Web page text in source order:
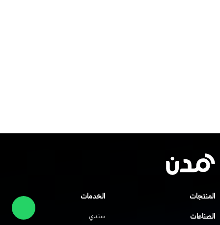
المنتجات
الصناعات
الخدمات
سندي